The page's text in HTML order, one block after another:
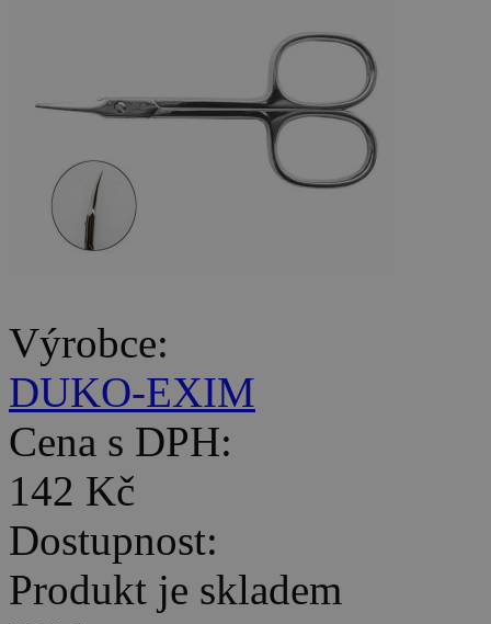
Výrobce:
DUKO-EXIM
Cena s DPH:
142 Kč
Dostupnost:
Produkt je skladem